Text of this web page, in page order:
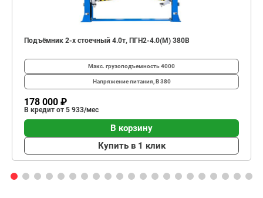
Подъёмник 2-х стоечный 4.0т, ПГН2-4.0(М) 380В
Макс. грузоподъемность4000
Напряжение питания, В380
178 000 ₽
В кредит от 5 933/мес
В корзину
Купить в 1 клик